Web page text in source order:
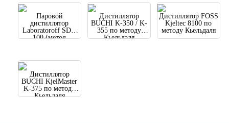
Паровой
дистиллятор
Laboratoroff SDU
100 (метод
Дистиллятор
BUCHI K-350 / K-
355 по методу
Кьельдаля
Дистиллятор FOSS
Kjeltec 8100 по
методу Кьельдаля
Дистиллятор
BUCHI KjelMaster
K-375 по методу
Кьельдаля